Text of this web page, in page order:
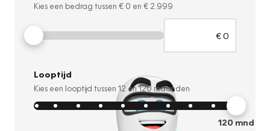
Kies een bedrag tussen € 0 en € 2.999
Looptijd
Kies een looptijd tussen 12 en120 maanden
120mnd